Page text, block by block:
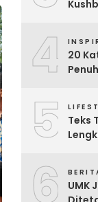
4
20
5
Teks
6
UMK